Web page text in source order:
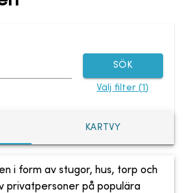
SÖK
Välj filter (1)
KARTVY
i form av stugor, hus, torp och
privatpersoner på populära